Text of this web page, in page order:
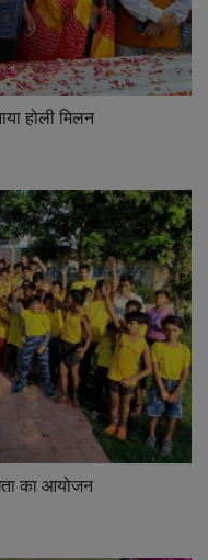
होली मिलन
का आयोजन